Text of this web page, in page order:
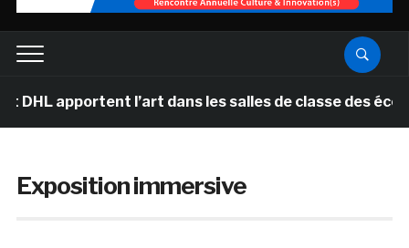
l’art dans les salles de classe des écoles
Exposition immersive